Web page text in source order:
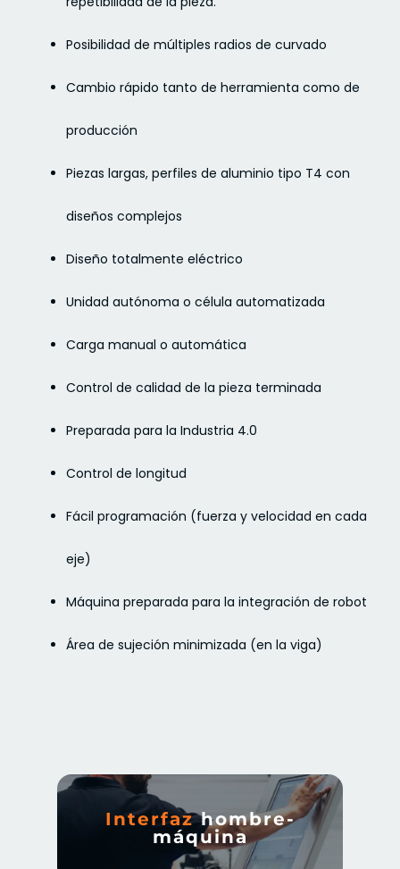
Posibilidad de múltiples radios de curvado
Cambio rápido tanto de herramienta como de
producción
Piezas largas, perfiles de aluminio tipo T4 con
diseños complejos
Diseño totalmente eléctrico
Unidad autónoma o célula automatizada
Carga manual o automática
Control de calidad de la pieza terminada
Preparada para la Industria 4.0
Control de longitud
Fácil programación (fuerza y velocidad en cada
eje)
Máquina preparada para la integración de robot
Área de sujeción minimizada (en la viga)
Interfazhombre-
máquina